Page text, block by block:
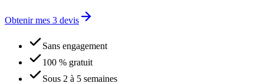
Obtenir mes 3 devis
Sans engagement
100 % gratuit
Sous 2 à 5 semaines